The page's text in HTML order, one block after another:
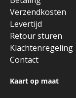
Verzendkosten
Levertijd
Retour sturen
Klachtenregeling
Contact
Kaart op maat